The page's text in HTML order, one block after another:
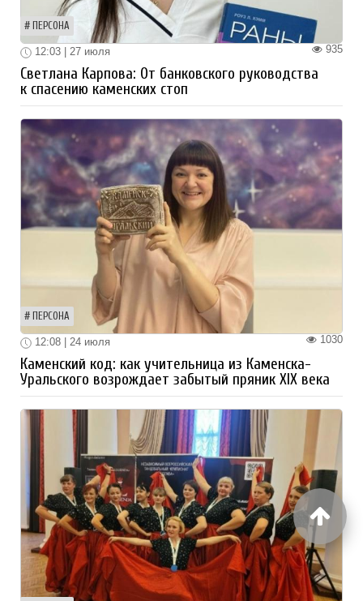
ПЕРСОНА
935
12:03 | 27 июля
Светлана Карпова: От банковского руководства
к спасению каменских стоп
ПЕРСОНА
1030
12:08 | 24 июля
Каменский код: как учительница из Каменска-
Уральского возрождает забытый пряник XIX века